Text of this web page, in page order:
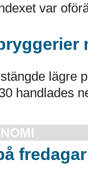
var
lägre
handlades